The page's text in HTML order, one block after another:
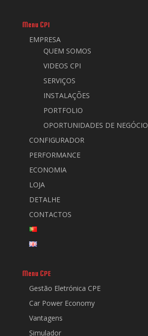
Menu CPI
EMPRESA
QUEM SOMOS
VIDEOS CPI
SERVIÇOS
INSTALAÇÕES
PORTFOLIO
OPORTUNIDADES DE NEGÓCIO
CONFIGURADOR
PERFORMANCE
ECONOMIA
LOJA
DETALHE
CONTACTOS
Menu CPE
Gestão Eletrónica CPE
Car Power Economy
Vantagens
Simulador